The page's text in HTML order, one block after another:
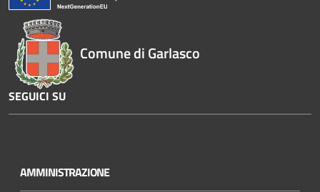
Comune di Garlasco
SEGUICI SU
u
AMMINISTRAZIONE